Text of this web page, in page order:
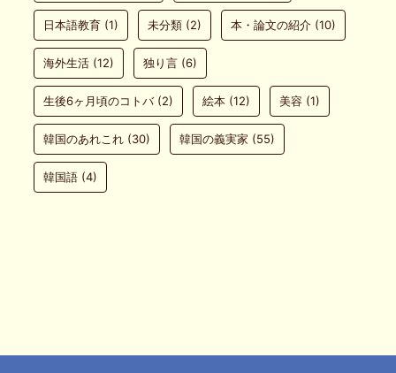
日本語教育 (1) 未分類 (2) 本・論文の紹介 (10)
海外生活 (12) 独り言 (6)
生後6ヶ月頃のコトバ(2) 絵本 (12) 美容 (1)
韓国のあれこれ (30) 韓国の義実家 (55)
韓国語 (4)